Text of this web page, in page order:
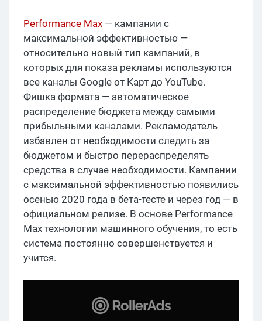
Performance Max — кампании с
максимальной эффективностью —
относительно новый тип кампаний, в
которых для показа рекламы используются
все каналы Google от Карт до YouTube.
Фишка формата — автоматическое
распределение бюджета между самыми
прибыльными каналами. Рекламодатель
избавлен от необходимости следить за
бюджетом и быстро перераспределять
средства в случае необходимости. Кампании
с максимальной эффективностью появились
осенью 2020 года в бета-тесте и через год — в
официальном релизе. В основе Performance
Max технологии машинного обучения, то есть
система постоянно совершенствуется и
учится.